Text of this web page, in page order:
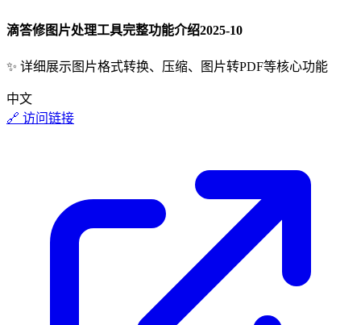
滴答修图片处理工具完整功能介绍2025-10
✨ 详细展示图片格式转换、压缩、图片转PDF等核心功能
中文
🔗 访问链接